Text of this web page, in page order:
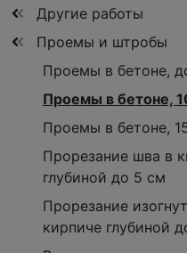
Другие работы
Проемы и штробы
Проемы в бетоне,
Проемы в бетоне,
Проемы в бетоне,
Прорезание шва в
глубиной до 5 см
Прорезание
кирпиче глубиной